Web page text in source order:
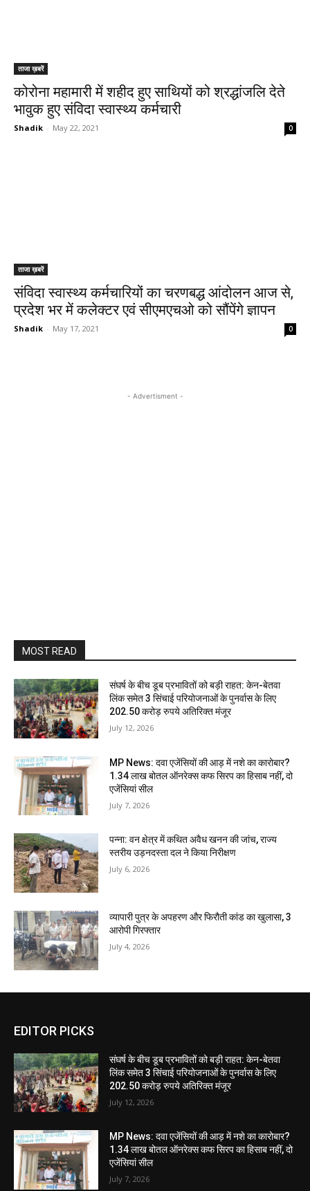
ताजा ख़बरें
कोरोना महामारी में शहीद हुए साथियों को श्रद्धांजलि देते
भावुक हुए संविदा स्‍वास्‍थ्‍य कर्मचारी
Shadik - May 22, 2021 0
ताजा ख़बरें
संविदा स्वास्थ्य कर्मचारियों का चरणबद्ध आंदोलन आज से,
प्रदेश भर में कलेक्टर एवं सीएमएचओ को सौंपेंगे ज्ञापन
Shadik - May 17, 2021 0
- Advertisment -
MOST READ
संघर्ष के बीच डूब प्रभावितों को बड़ी राहत: केन-बेतवा
लिंक समेत 3 सिंचाई परियोजनाओं के पुनर्वास के लिए
202.50 करोड़ रुपये अतिरिक्त मंजूर
July 12, 2026
MP News: दवा एजेंसियों की आड़ में नशे का कारोबार?
1.34 लाख बोतल ऑनरेक्स कफ सिरप का हिसाब नहीं, दो
एजेंसियां सील
July 7, 2026
पन्ना: वन क्षेत्र में कथित अवैध खनन की जांच, राज्य
स्तरीय उड़नदस्ता दल ने किया निरीक्षण
July 6, 2026
व्यापारी पुत्र के अपहरण और फिरौती कांड का खुलासा, 3
आरोपी गिरफ्तार
July 4, 2026
EDITOR PICKS
संघर्ष के बीच डूब प्रभावितों को बड़ी राहत: केन-बेतवा
लिंक समेत 3 सिंचाई परियोजनाओं के पुनर्वास के लिए
202.50 करोड़ रुपये अतिरिक्त मंजूर
July 12, 2026
MP News: दवा एजेंसियों की आड़ में नशे का कारोबार?
1.34 लाख बोतल ऑनरेक्स कफ सिरप का हिसाब नहीं, दो
एजेंसियां सील
July 7, 2026